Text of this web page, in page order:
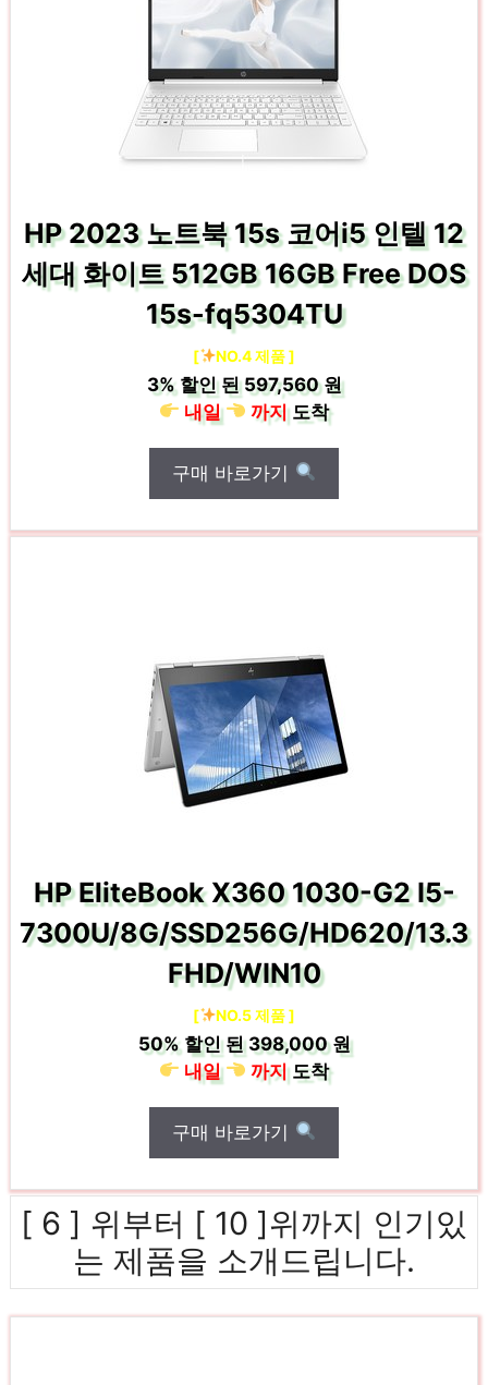
HP 2023 노트북 15s 코어i5 인텔 12
세대 화이트 512GB 16GB Free DOS
15s-fq5304TU
[ NO.4 제품 ]
3%할인 된597,560 원
내일
까지도착
구매 바로가기
HP EliteBook X360 1030-G2 I5-
7300U/8G/SSD256G/HD620/13.3
FHD/WIN10
[ NO.5 제품 ]
50%할인 된398,000 원
내일
까지도착
구매 바로가기
[ 6 ] 위부터 [ 10 ]위까지 인기있
는 제품을 소개드립니다.